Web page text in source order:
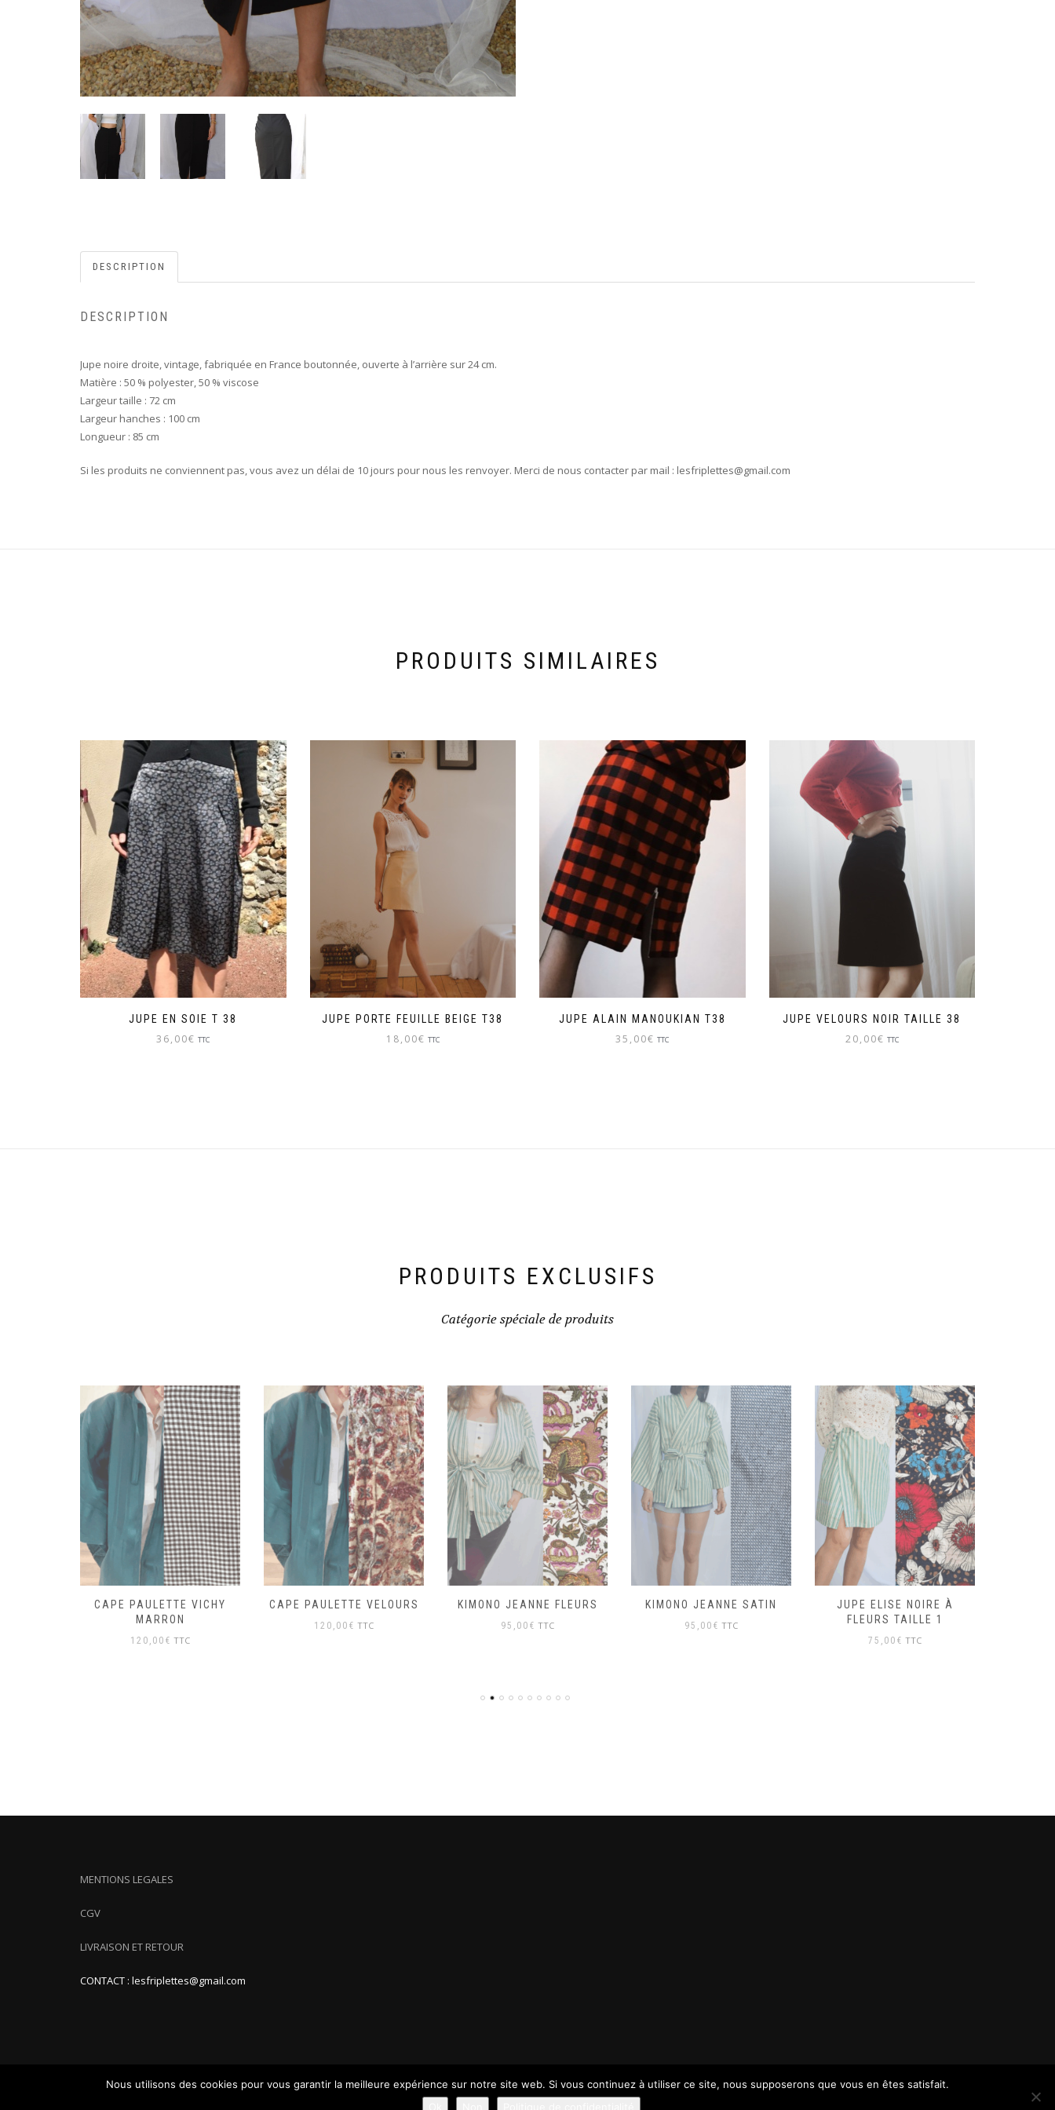
DESCRIPTION
DESCRIPTION
Jupe noire droite, vintage, fabriquée en France boutonnée, ouverte à l’arrière sur 24 cm.
Matière : 50 % polyester, 50 % viscose
Largeur taille : 72 cm
Largeur hanches : 100 cm
Longueur : 85 cm
Si les produits ne conviennent pas, vous avez un délai de 10 jours pour nous les renvoyer. Merci de nous contacter par mail : lesfriplettes@gmail.com
PRODUITS SIMILAIRES
JUPE EN SOIE T 38
36,00€ TTC
JUPE PORTE FEUILLE BEIGE T38
18,00€ TTC
JUPE ALAIN MANOUKIAN T38
35,00€ TTC
JUPE VELOURS NOIR TAILLE 38
20,00€ TTC
PRODUITS EXCLUSIFS
Catégorie spéciale de produits
CAPE PAULETTE VICHY
MARRON
120,00 € TTC
CAPE PAULETTE VELOURS
120,00 € TTC
KIMONO JEANNE FLEURS
95,00 € TTC
KIMONO JEANNE SATIN
95,00 € TTC
JUPE ELISE NOIRE À
FLEURS TAILLE 1
75,00 € TTC
MENTIONS LEGALES
CGV
LIVRAISON ET RETOUR
CONTACT : lesfriplettes@gmail.com
Nous utilisons des cookies pour vous garantir la meilleure expérience sur notre site web. Si vous continuez à utiliser ce site, nous supposerons que vous en êtes satisfait.